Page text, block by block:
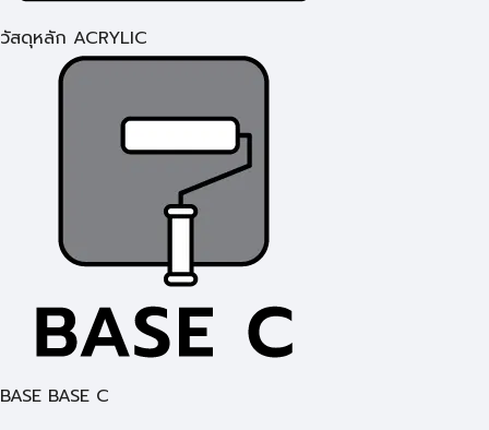
วัสดุหลัก ACRYLIC
BASE BASE C